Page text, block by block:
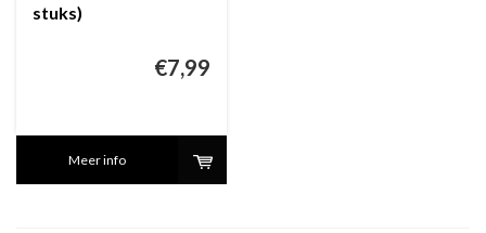
stuks)
€7,99
Meer info